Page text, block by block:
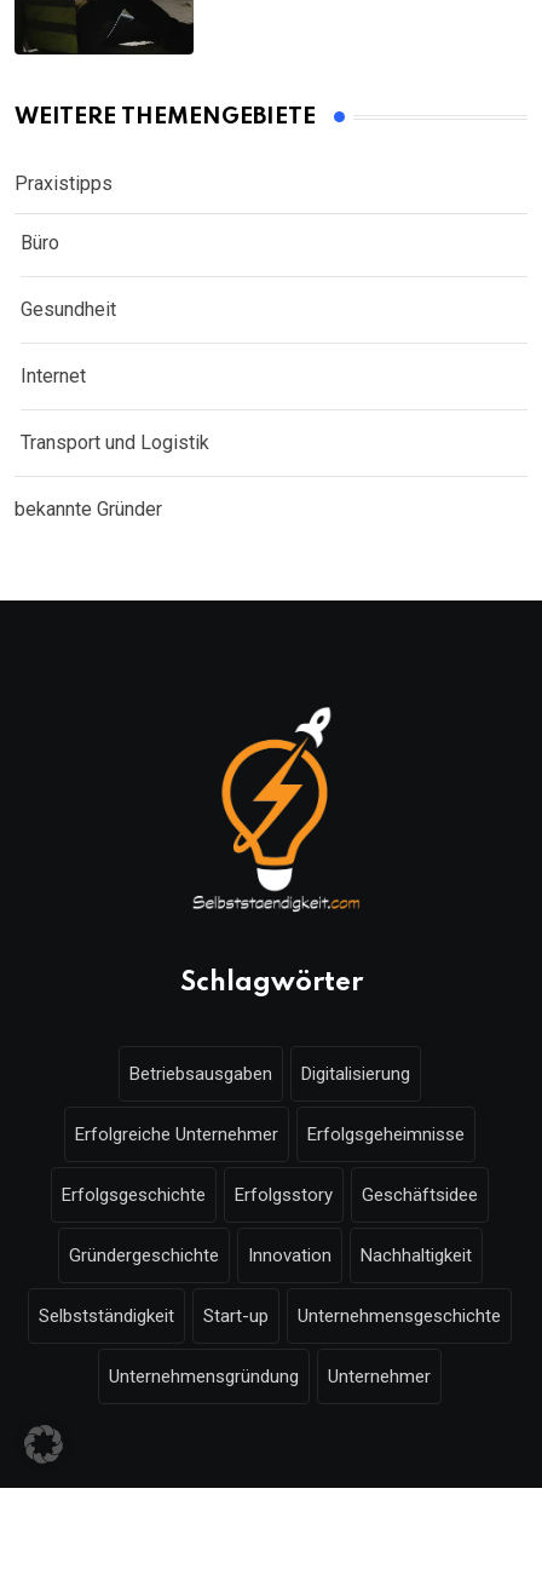
WEITERE THEMENGEBIETE
Praxistipps
Büro
Gesundheit
Internet
Transport und Logistik
bekannte Gründer
Schlagwörter
Betriebsausgaben Digitalisierung
Erfolgreiche Unternehmer Erfolgsgeheimnisse
Erfolgsgeschichte Erfolgsstory Geschäftsidee
Gründergeschichte Innovation Nachhaltigkeit
Selbstständigkeit Start-up Unternehmensgeschichte
Unternehmensgründung Unternehmer